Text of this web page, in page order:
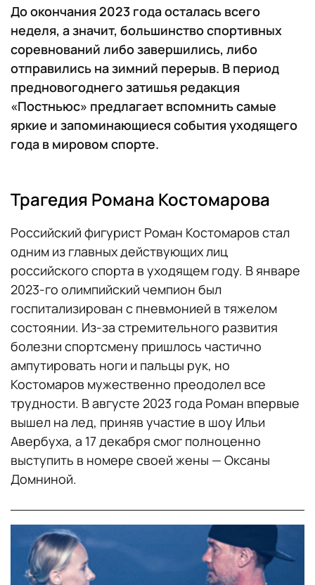
До окончания 2023 года осталась всего
неделя, а значит, большинство спортивных
соревнований либо завершились, либо
отправились на зимний перерыв. В период
предновогоднего затишья редакция
«Постньюс» предлагает вспомнить самые
яркие и запоминающиеся события уходящего
года в мировом спорте.
Трагедия Романа Костомарова
Российский фигурист Роман Костомаров стал
одним из главных действующих лиц
российского спорта в уходящем году. В январе
2023-го олимпийский чемпион был
госпитализирован с пневмонией в тяжелом
состоянии. Из-за стремительного развития
болезни спортсмену пришлось частично
ампутировать ноги и пальцы рук, но
Костомаров мужественно преодолел все
трудности. В августе 2023 года Роман впервые
вышел на лед, приняв участие в шоу Ильи
Авербуха, а 17 декабря смог полноценно
выступить в номере своей жены — Оксаны
Домниной.